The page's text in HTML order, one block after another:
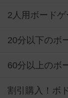
2人用ボード
20分以下のボ
60分以上のボ
割引購入！ボ